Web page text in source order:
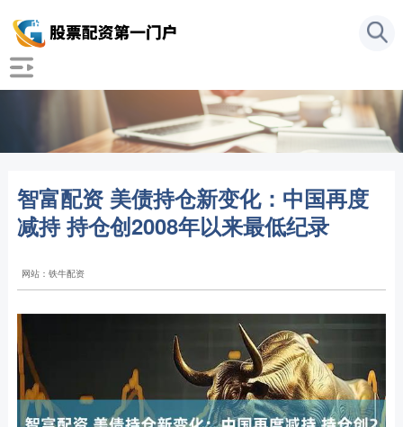
智富配资 美债持仓新变化：中国再度
减持 持仓创2008年以来最低纪录
网站：铁牛配资